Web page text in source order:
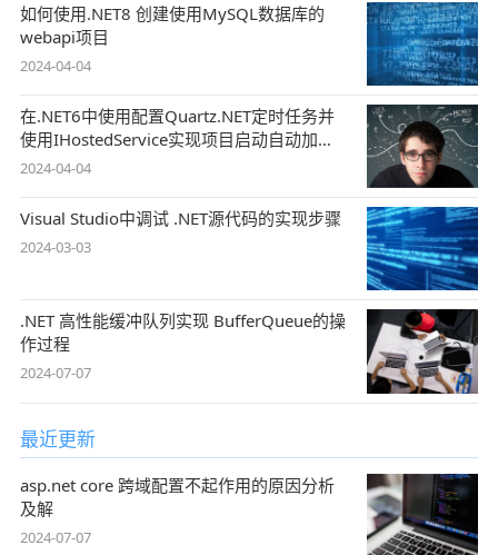
如何使用.NET8 创建使用MySQL数据库的
webapi项目
2024-04-04
在.NET6中使用配置Quartz.NET定时任务并
使用IHostedService实现项目启动自动加载
任务
2024-04-04
Visual Studio中调试 .NET源代码的实现步骤
2024-03-03
.NET 高性能缓冲队列实现 BufferQueue的操
作过程
2024-07-07
最近更新
asp.net core 跨域配置不起作用的原因分析
及解
2024-07-07